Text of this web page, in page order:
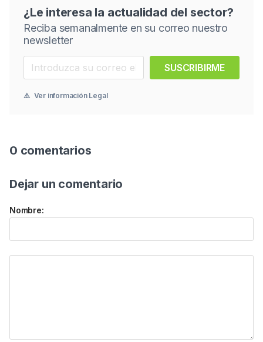
¿Le interesa la actualidad del sector?
Reciba semanalmente en su correo nuestro
newsletter
SUSCRIBIRME
⚠️ Ver información Legal
0 comentarios
Dejar un comentario
Nombre: